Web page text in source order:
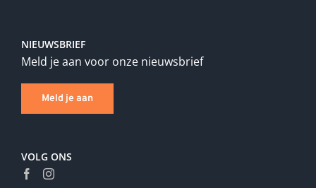
NIEUWSBRIEF
Meld je aan voor onze nieuwsbrief
Meld je aan
VOLG ONS